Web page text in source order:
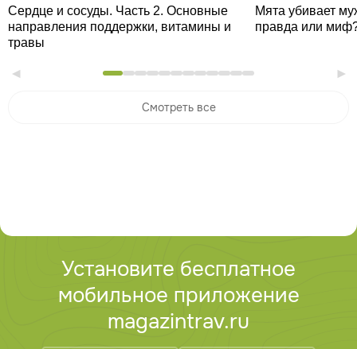
Сердце и сосуды. Часть 2. Основные
направления поддержки, витамины и
травы
Мята убивает
правда или
Смотреть все
Установите бесплатное
мобильное приложение
magazintrav.ru